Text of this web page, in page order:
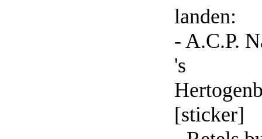
landen:
- A.C.P.
's
[sticker]